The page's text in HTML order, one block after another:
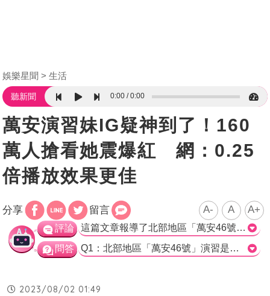
娛樂星聞 生活
聽新聞 0:00 0:00
萬安演習妹IG疑神到了！160
萬人搶看她震爆紅 網：0.25
倍播放效果更佳
分享 留言 A- A A+
評論 這篇文章報導了北部地區「萬安46號」演習的事情，介紹了其中一位細肩帶背心正妹跑進麥當勞的畫面，在日本朝日電視台播出後成為重播次數最高的片段，頗受關注。文章也提到了IG上的正妹照，以及其他網友對這段影片的熱烈討論。不過，在這樣一個局勢緊張的時刻，此類新聞報導，尤其是突出性感元素的報導，是否合適也引人深思。同時，值得注意的是，網友的言論中，有些含有性別歧視的問題，需要警覺。>
問答 Q1：北部地區「萬安46號」演習是在哪一天實施的？ A1：上月24日。 Q2：哪個媒體派出主播來台採訪此事件？ A2：日本朝日電視台。 Q3：目前該影片的觀看人數為多少？ A3：160萬人。
2023/08/02 01:49